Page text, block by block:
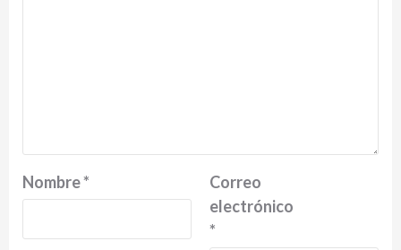
Nombre*
Correo
electrónico
*